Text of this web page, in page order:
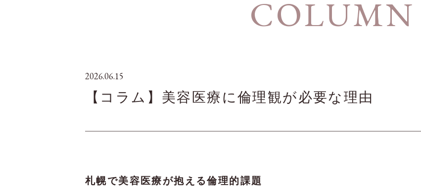
COLUMN
2026.06.15
【コラム】美容医療に倫理観が必要な理由
札幌で美容医療が抱える倫理的課題